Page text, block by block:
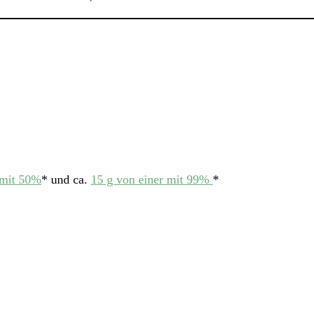
50%* und ca. 15 g von einer mit 99% *